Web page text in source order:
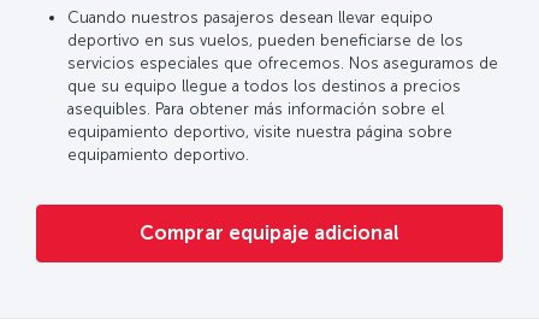
Cuando nuestros pasajeros desean llevar equipo
deportivo en sus vuelos, pueden beneficiarse de los
servicios especiales que ofrecemos. Nos aseguramos de
que su equipo llegue a todos los destinos a precios
asequibles. Para obtener más información sobre el
equipamiento deportivo, visite nuestra página sobre
equipamiento deportivo.
Comprar equipaje adicional